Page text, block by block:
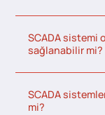
SCADA sistemi
sağlanabilir mi?
SCADA
mi?